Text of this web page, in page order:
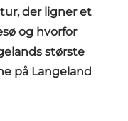
der ligner et
og hvorfor
største
på Langeland